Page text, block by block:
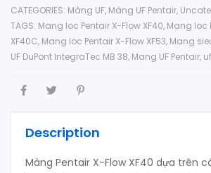
CATEGORIES: Màng UF, Màng UF Pentair,
TAGS: Mang loc Pentair X-Flow XF40, Mang loc
XF40C, Mang loc Pentair X-Flow XF53, Mang
UF DuPont IntegraTec MB 38, Mang UF Pentair,
Description
Màng Pentair X-Flow XF40 dựa trên